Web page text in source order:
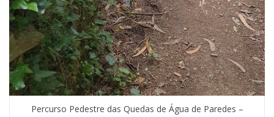
Percurso Pedestre das Quedas de Água de Paredes –